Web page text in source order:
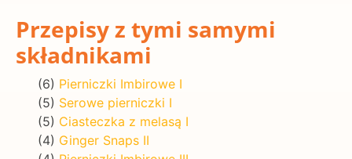
Przepisy z tymi samymi
składnikami
(6) Pierniczki Imbirowe I
(5) Serowe pierniczki I
(5) Ciasteczka z melasą I
(4) Ginger Snaps II